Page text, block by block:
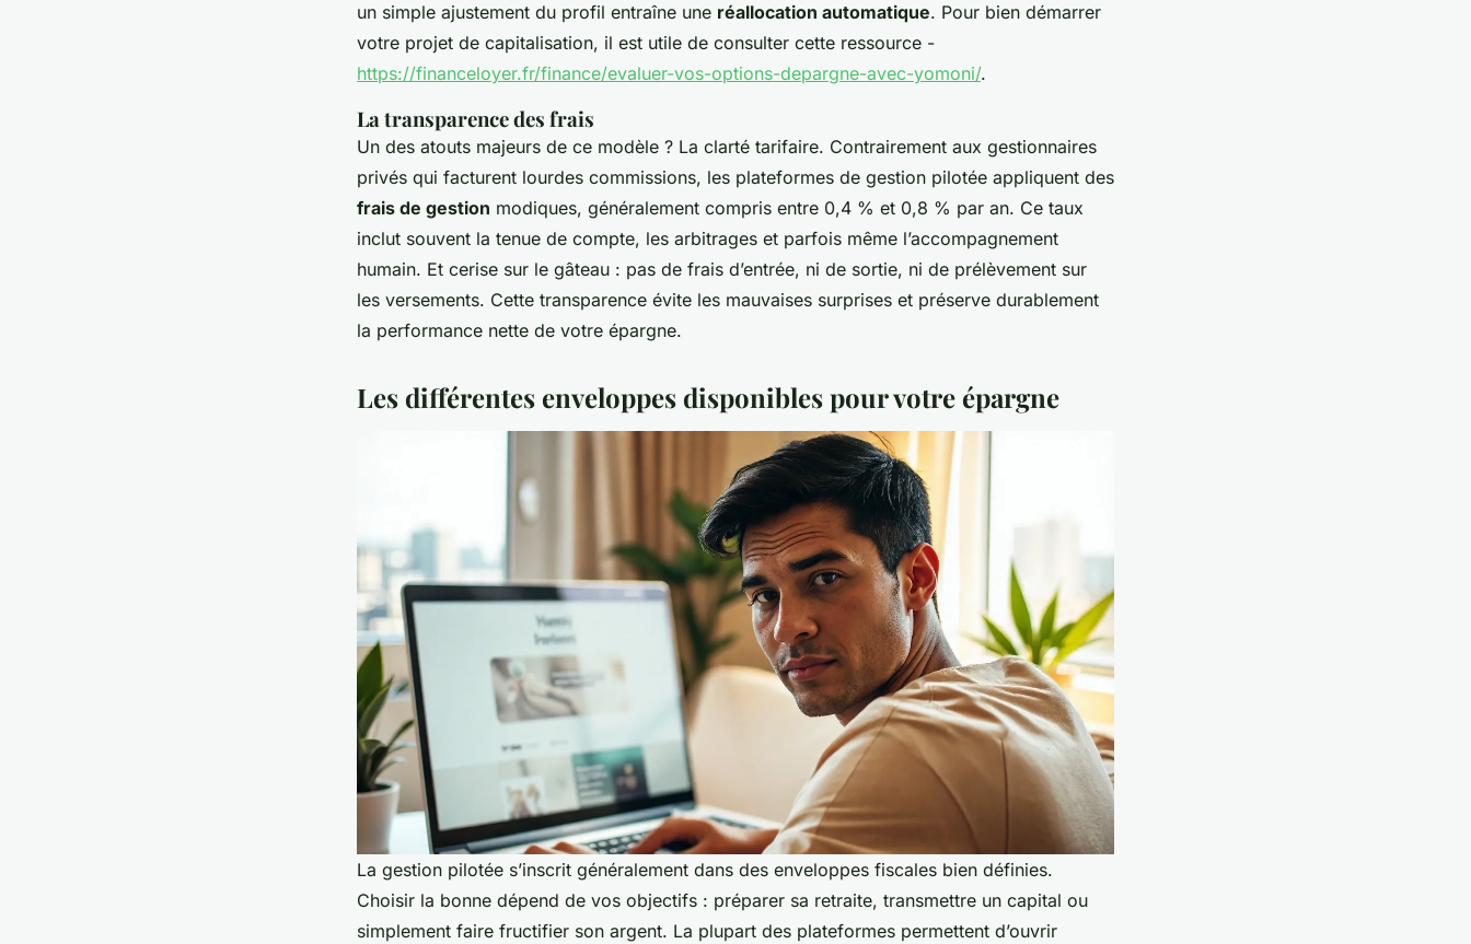
un simple ajustement du profil entraîne une réallocation automatique. Pour bien démarrer
votre projet de capitalisation, il est utile de consulter cette ressource -
https://financeloyer.fr/finance/evaluer-vos-options-depargne-avec-yomoni/.
La transparence des frais
Un des atouts majeurs de ce modèle ? La clarté tarifaire. Contrairement aux gestionnaires
privés qui facturent lourdes commissions, les plateformes de gestion pilotée appliquent des
frais de gestion modiques, généralement compris entre 0,4 % et 0,8 % par an. Ce taux
inclut souvent la tenue de compte, les arbitrages et parfois même l’accompagnement
humain. Et cerise sur le gâteau : pas de frais d’entrée, ni de sortie, ni de prélèvement sur
les versements. Cette transparence évite les mauvaises surprises et préserve durablement
la performance nette de votre épargne.
Les différentes enveloppes disponibles pour votre épargne
La gestion pilotée s’inscrit généralement dans des enveloppes fiscales bien définies.
Choisir la bonne dépend de vos objectifs : préparer sa retraite, transmettre un capital ou
simplement faire fructifier son argent. La plupart des plateformes permettent d’ouvrir